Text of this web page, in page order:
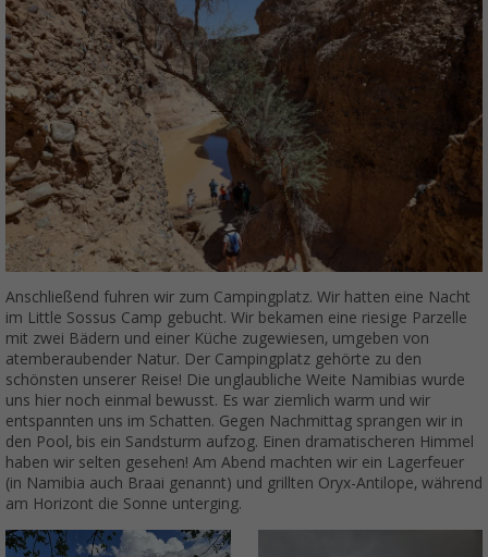
Anschließend fuhren wir zum Campingplatz. Wir hatten eine Nacht
im Little Sossus Camp gebucht. Wir bekamen eine riesige Parzelle
mit zwei Bädern und einer Küche zugewiesen, umgeben von
atemberaubender Natur. Der Campingplatz gehörte zu den
schönsten unserer Reise! Die unglaubliche Weite Namibias wurde
uns hier noch einmal bewusst. Es war ziemlich warm und wir
entspannten uns im Schatten. Gegen Nachmittag sprangen wir in
den Pool, bis ein Sandsturm aufzog. Einen dramatischeren Himmel
haben wir selten gesehen! Am Abend machten wir ein Lagerfeuer
(in Namibia auch Braai genannt) und grillten Oryx-Antilope, während
am Horizont die Sonne unterging.